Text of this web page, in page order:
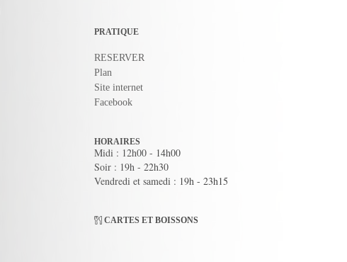
PRATIQUE
RESERVER
Plan
Site internet
Facebook
HORAIRES
Midi : 12h00 - 14h00
Soir : 19h - 22h30
Vendredi et samedi : 19h - 23h15
CARTES ET BOISSONS